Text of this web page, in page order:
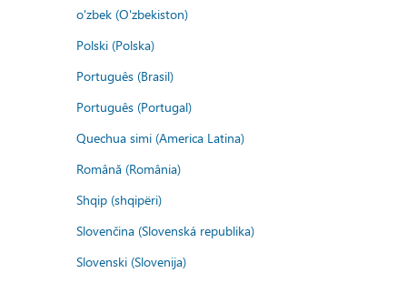
o'zbek (O'zbekiston)
Polski (Polska)
Português (Brasil)
Português (Portugal)
Quechua simi (America Latina)
Română (România)
Shqip (shqipëri)
Slovenčina (Slovenská republika)
Slovenski (Slovenija)